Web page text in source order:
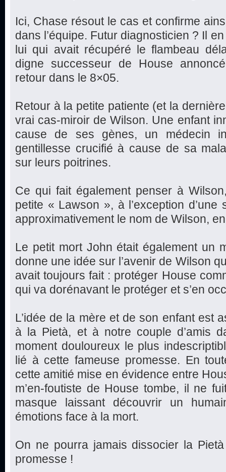
Ici, Chase résout le cas et confirme
dans l’équipe. Futur diagnosticien ? Il en
lui qui avait récupéré le flambeau
digne successeur de House
retour dans le 8×05.
Retour à la petite patiente (et la
vrai cas-miroir de Wilson. Une enfant
cause de ses gènes, un médecin
gentillesse crucifié à cause de sa
sur leurs poitrines.
Ce qui fait également penser à
petite « Lawson », à l’exception
approximativement le nom de Wilson,
Le petit mort John était également un
donne une idée sur l’avenir de Wilson
avait toujours fait : protéger House
qui va dorénavant le protéger et s’en
L’idée de la mère et de son enfant est
à la Pietà, et à notre couple d’amis
moment douloureux le plus
lié à cette fameuse promesse. En
cette amitié mise en évidence entre
m’en-foutiste de House tombe, il ne
masque laissant découvrir un
émotions face à la mort.
On ne pourra jamais dissocier la
promesse !